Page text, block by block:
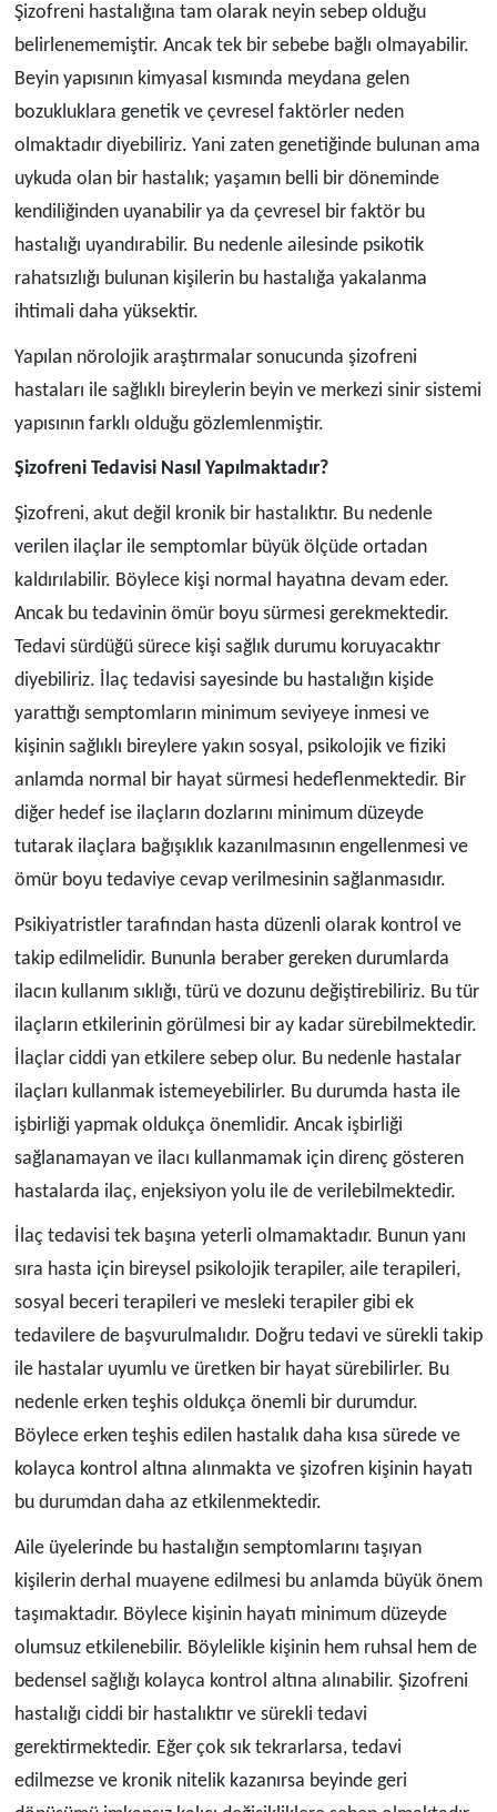
Şizofreni hastalığına tam olarak neyin sebep olduğu
belirlenememiştir. Ancak tek bir sebebe bağlı olmayabilir.
Beyin yapısının kimyasal kısmında meydana gelen
bozukluklara genetik ve çevresel faktörler neden
olmaktadır diyebiliriz. Yani zaten genetiğinde bulunan ama
uykuda olan bir hastalık; yaşamın belli bir döneminde
kendiliğinden uyanabilir ya da çevresel bir faktör bu
hastalığı uyandırabilir. Bu nedenle ailesinde psikotik
rahatsızlığı bulunan kişilerin bu hastalığa yakalanma
ihtimali daha yüksektir.
Yapılan nörolojik araştırmalar sonucunda şizofreni
hastaları ile sağlıklı bireylerin beyin ve merkezi sinir sistemi
yapısının farklı olduğu gözlemlenmiştir.
Şizofreni Tedavisi Nasıl Yapılmaktadır?
Şizofreni, akut değil kronik bir hastalıktır. Bu nedenle
verilen ilaçlar ile semptomlar büyük ölçüde ortadan
kaldırılabilir. Böylece kişi normal hayatına devam eder.
Ancak bu tedavinin ömür boyu sürmesi gerekmektedir.
Tedavi sürdüğü sürece kişi sağlık durumu koruyacaktır
diyebiliriz. İlaç tedavisi sayesinde bu hastalığın kişide
yarattığı semptomların minimum seviyeye inmesi ve
kişinin sağlıklı bireylere yakın sosyal, psikolojik ve fiziki
anlamda normal bir hayat sürmesi hedeflenmektedir. Bir
diğer hedef ise ilaçların dozlarını minimum düzeyde
tutarak ilaçlara bağışıklık kazanılmasının engellenmesi ve
ömür boyu tedaviye cevap verilmesinin sağlanmasıdır.
Psikiyatristler tarafından hasta düzenli olarak kontrol ve
takip edilmelidir. Bununla beraber gereken durumlarda
ilacın kullanım sıklığı, türü ve dozunu değiştirebiliriz. Bu tür
ilaçların etkilerinin görülmesi bir ay kadar sürebilmektedir.
İlaçlar ciddi yan etkilere sebep olur. Bu nedenle hastalar
ilaçları kullanmak istemeyebilirler. Bu durumda hasta ile
işbirliği yapmak oldukça önemlidir. Ancak işbirliği
sağlanamayan ve ilacı kullanmamak için direnç gösteren
hastalarda ilaç, enjeksiyon yolu ile de verilebilmektedir.
İlaç tedavisi tek başına yeterli olmamaktadır. Bunun yanı
sıra hasta için bireysel psikolojik terapiler, aile terapileri,
sosyal beceri terapileri ve mesleki terapiler gibi ek
tedavilere de başvurulmalıdır. Doğru tedavi ve sürekli takip
ile hastalar uyumlu ve üretken bir hayat sürebilirler. Bu
nedenle erken teşhis oldukça önemli bir durumdur.
Böylece erken teşhis edilen hastalık daha kısa sürede ve
kolayca kontrol altına alınmakta ve şizofren kişinin hayatı
bu durumdan daha az etkilenmektedir.
Aile üyelerinde bu hastalığın semptomlarını taşıyan
kişilerin derhal muayene edilmesi bu anlamda büyük önem
taşımaktadır. Böylece kişinin hayatı minimum düzeyde
olumsuz etkilenebilir. Böylelikle kişinin hem ruhsal hem de
bedensel sağlığı kolayca kontrol altına alınabilir. Şizofreni
hastalığı ciddi bir hastalıktır ve sürekli tedavi
gerektirmektedir. Eğer çok sık tekrarlarsa, tedavi
edilmezse ve kronik nitelik kazanırsa beyinde geri